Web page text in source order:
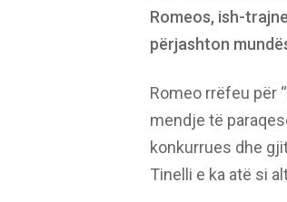
Romeos, ish-
përjashton
Romeo rrëfeu për
mendje të
konkurrues dhe
Tinelli e ka atë si